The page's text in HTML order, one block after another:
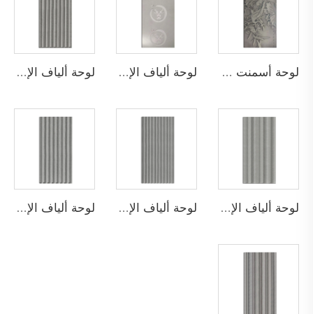
لوحة أسمنت ألياف مع طلاء مخصص لوحة ألياف الإسمنت المخصصة بشعارات لوحة ألياف الإسمنت المخصصة ذات الشق الأسطواني
لوحة ألياف الإسمنت المخصصة ذات الشق المكوع المتداخل لوحة ألياف الإسمنت المخصصة ذات الشق المستقيم لوحة ألياف الإسمنت المخصصة ذات الموجة الصغيرة S